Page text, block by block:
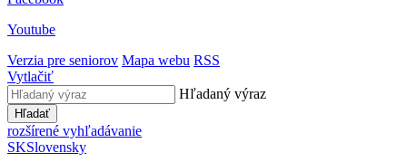
Youtube
Verzia pre seniorov Mapa webu RSS
Vytlačiť
Hľadaný výraz
Hľadať
rozšírené vyhľadávanie
SKSlovensky